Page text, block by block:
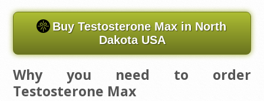
Buy Testosterone Max in North
Dakota USA
Why you need to order
Testosterone Max